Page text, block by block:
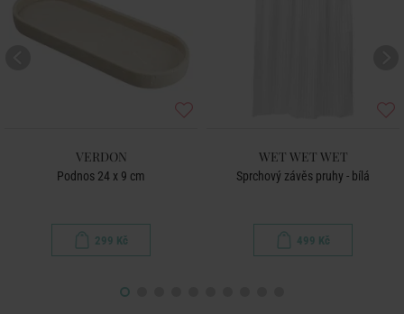
VERDON
Podnos 24 x 9 cm
299 Kč
WET WET WET
Sprchový závěs pruhy - bílá
499 Kč